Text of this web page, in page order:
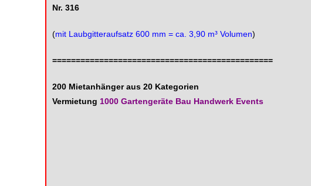
Nr. 316
(mit Laubgitteraufsatz 600 mm = ca. 3,90 m³ Volumen)
===============================================
200 Mietanhänger aus 20 Kategorien
Vermietung1000 Gartengeräte Bau Handwerk Events